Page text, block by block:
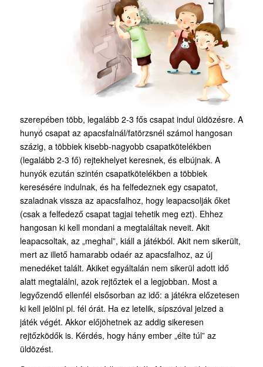
szerepében több, legalább 2-3 fős csapat indul üldözésre. A
hunyó csapat az apacsfalnál/fatörzsnél számol hangosan
százig, a többiek kisebb-nagyobb csapatkötelékben
(legalább 2-3 fő) rejtekhelyet keresnek, és elbújnak. A
hunyók ezután szintén csapatkötelékben a többiek
keresésére indulnak, és ha felfedeznek egy csapatot,
szaladnak vissza az apacsfalhoz, hogy leapacsolják őket
(csak a felfedező csapat tagjai tehetik meg ezt). Ehhez
hangosan ki kell mondani a megtaláltak neveit. Akit
leapacsoltak, az „meghal”, kiáll a játékból. Akit nem sikerült,
mert az illető hamarabb odaér az apacsfalhoz, az új
menedéket talált. Akiket egyáltalán nem sikerül adott idő
alatt megtalálni, azok rejtőztek el a legjobban. Most a
legyőzendő ellenfél elsősorban az idő: a játékra előzetesen
ki kell jelölni pl. fél órát. Ha ez letelik, sípszóval jelzed a
játék végét. Akkor előjöhetnek az addig sikeresen
rejtőzködők is. Kérdés, hogy hány ember „élte túl” az
üldözést.